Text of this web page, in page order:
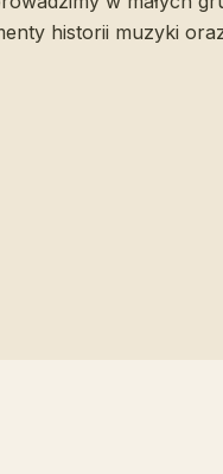
historii muzyki